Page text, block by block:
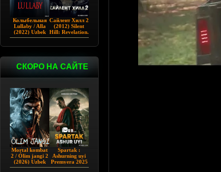
Колыбельная
Lullaby / Alla
(2022) Uzbek
tilida
Сайлент Хилл 2
(2012) Silent
Hill: Revelation.
СКОРО НА САЙТЕ
Mortal kombat
2 / Ólim jangi 2
(2026) Uzbek
tilida
Spartak :
Ashurning uyi
Premyera 2025
Barcha qismlar